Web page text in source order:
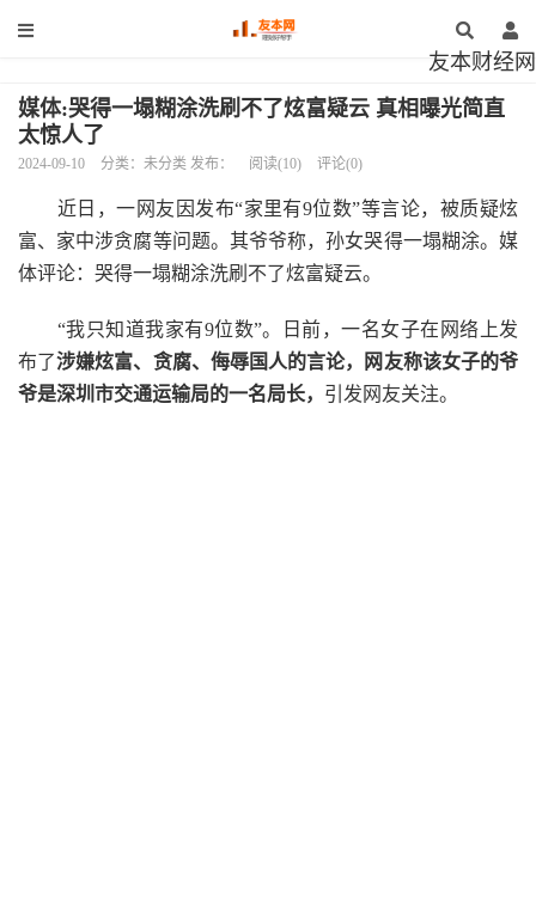
友本财经网
媒体:哭得一塌糊涂洗刷不了炫富疑云 真相曝光简直
太惊人了
2024-09-10 分类：未分类 发布： 阅读(10) 评论(0)
近日，一网友因发布“家里有9位数”等言论，被质疑炫
富、家中涉贪腐等问题。其爷爷称，孙女哭得一塌糊涂。媒
体评论：哭得一塌糊涂洗刷不了炫富疑云。
“我只知道我家有9位数”。日前，一名女子在网络上发
布了涉嫌炫富、贪腐、侮辱国人的言论，
网友称该女子的爷
爷是深圳市交通运输局的一名局长， 引发网友关注。